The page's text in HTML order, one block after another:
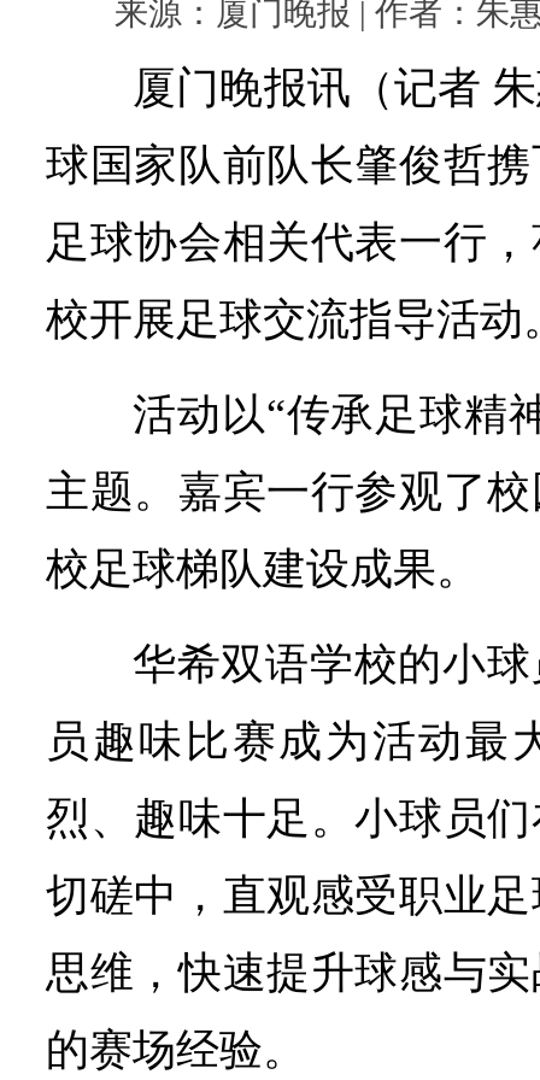
来源：厦门晚报 | 作者：朱
厦门晚报讯（记者
球国家队前队长肇俊哲
足球协会相关代表一行
校开展足球交流指导活动
活动以“传承足球精
主题。嘉宾一行参观了
校足球梯队建设成果。
华希双语学校的小
员趣味比赛成为活动最
烈、趣味十足。小球员
切磋中，直观感受职业
思维，快速提升球感与
的赛场经验。